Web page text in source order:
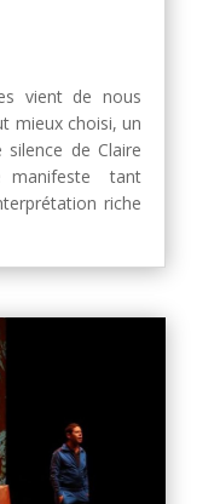
vient de nous
mieux choisi, un
de Claire
manifeste tant
riche